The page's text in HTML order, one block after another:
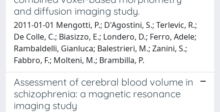
and diffusion imaging study.
2011-01-01 Mengotti, P.; D'Agostini, S.; Terlevic, R.;
De Colle, C.; Biasizzo, E.; Londero, D.; Ferro, Adele;
Rambaldelli, Gianluca; Balestrieri, M.; Zanini, S.;
Fabbro, F.; Molteni, M.; Brambilla, P.
Assessment of cerebral blood volume in
schizophrenia: a magnetic resonance
imaging study